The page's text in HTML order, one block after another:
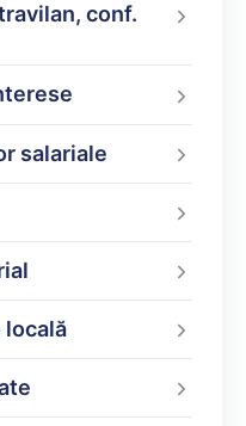
conf.
salariale
locală